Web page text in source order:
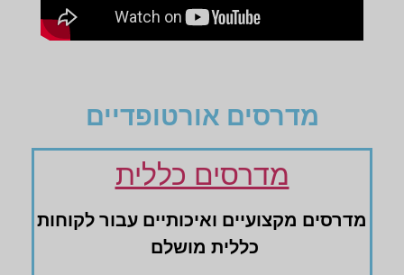
מדרסים אורטופדיים
מדרסים כללית
מדרסים ‏מקצועיים ‏ואיכותיים עבור לקוחות
‏כללית מושלם